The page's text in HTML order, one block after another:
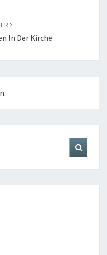
In Der Kirche